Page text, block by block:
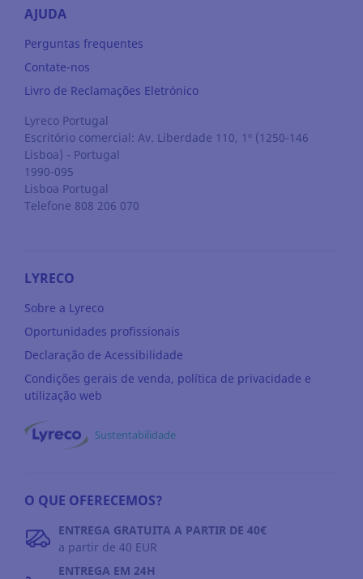
AJUDA
Perguntas frequentes
Contate-nos
Livro de Reclamações Eletrónico
Lyreco Portugal
Escritório comercial: Av. Liberdade 110, 1º (1250-146
Lisboa) - Portugal
1990-095
Lisboa Portugal
Telefone 808 206 070
LYRECO
Sobre a Lyreco
Oportunidades profissionais
Declaração de Acessibilidade
Condições gerais de venda, política de privacidade e
utilização web
Sustentabilidade
O QUE OFERECEMOS?
ENTREGA GRATUITA A PARTIR DE 40€
a partir de 40 EUR
ENTREGA EM 24H